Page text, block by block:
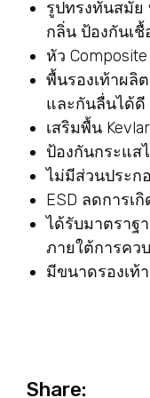
รูปทรงทันสมัย
กลิ่น ป้องกันเ
หัว
พื้นรองเท้าผลิ
และกันลื่นได้ดี
เสริมพื้น
ป้องกันกระแส
ไม่มีส่วนประก
ESD ลดการเ
ได้รับมาตราฐา
ภายใต้การคว
มีขนาดรองเท้
Share: